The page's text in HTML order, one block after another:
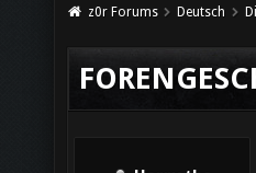
z0r Forums Deutsch